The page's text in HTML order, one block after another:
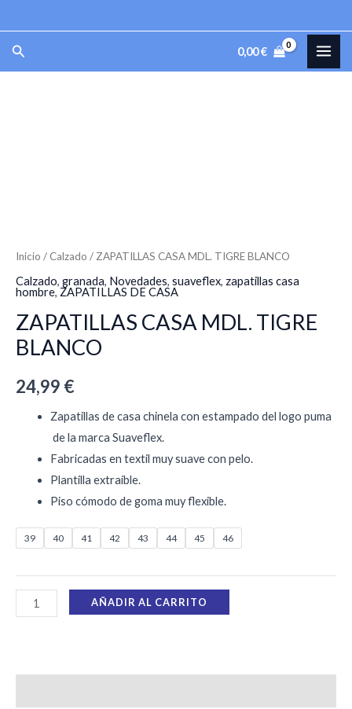
al
contenido
Buscar 0,00€
Inicio / Calzado / ZAPATILLAS CASA MDL. TIGRE BLANCO
Calzado, granada, Novedades, suaveflex, zapatillas casa
hombre, ZAPATILLAS DE CASA
ZAPATILLAS CASA MDL. TIGRE
BLANCO
24,99 €
Zapatillas de casa chinela con estampado del logo puma
de la marca Suaveflex.
Fabricadas en textil muy suave con pelo.
Plantilla extraíble.
Piso cómodo de goma muy flexible.
39 40 41 42 43 44 45 46
AÑADIR AL CARRITO